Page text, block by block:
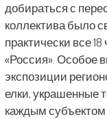
добираться с
коллектива было
практически все
«Россия». Особое
экспозиции
елки, украшенные
каждым субъектом